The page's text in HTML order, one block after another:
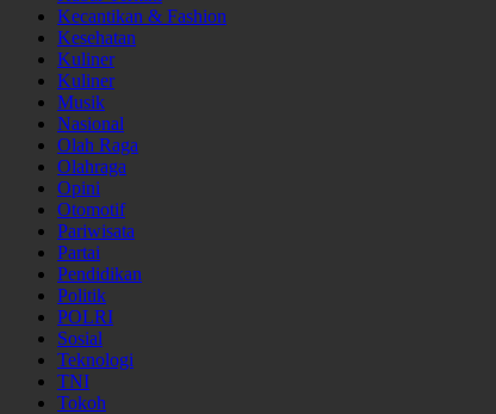
Kecantikan & Fashion
Kesehatan
Kuliner
Kuliner
Musik
Nasional
Olah Raga
Olahraga
Opini
Otomotif
Pariwisata
Partai
Pendidikan
Politik
POLRI
Sosial
Teknologi
TNI
Tokoh